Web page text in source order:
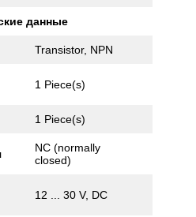
данные
Transistor, NPN
1 Piece(s)
1 Piece(s)
NC (normally
closed)
12 ... 30 V, DC